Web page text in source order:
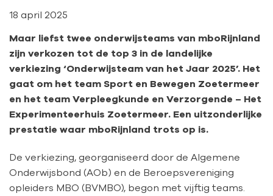
18 april 2025
Maar liefst twee onderwijsteams van mboRijnland
zijn verkozen tot de top 3 in de landelijke
verkiezing ‘Onderwijsteam van het Jaar 2025’. Het
gaat om het team Sport en Bewegen Zoetermeer
en het team Verpleegkunde en Verzorgende – Het
Experimenteerhuis Zoetermeer. Een uitzonderlijke
prestatie waar mboRijnland trots op is.
De verkiezing, georganiseerd door de Algemene
Onderwijsbond (AOb) en de Beroepsvereniging
opleiders MBO (BVMBO), begon met vijftig teams.